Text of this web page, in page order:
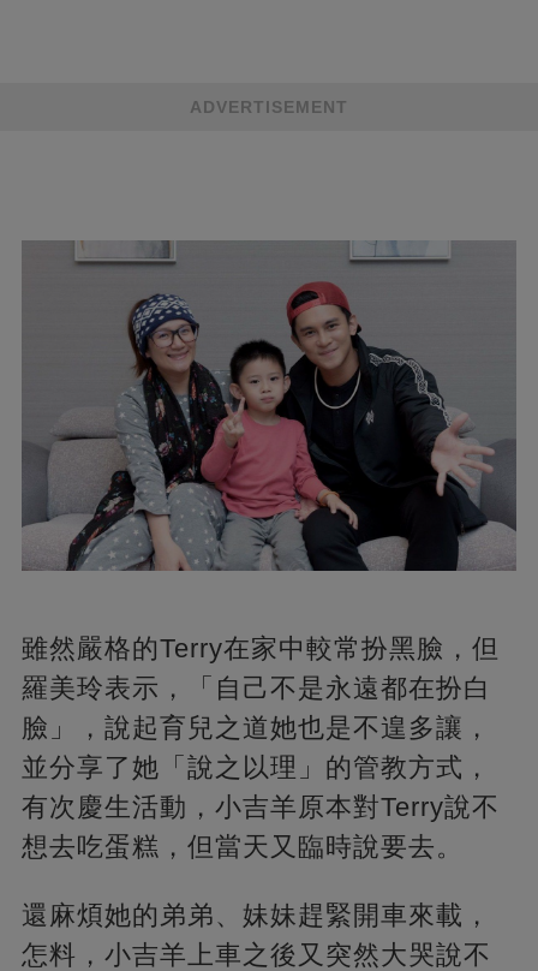
ADVERTISEMENT
雖然嚴格的Terry在家中較常扮黑臉，但
羅美玲表示，「自己不是永遠都在扮白
臉」，說起育兒之道她也是不遑多讓，
並分享了她「說之以理」的管教方式，
有次慶生活動，小吉羊原本對Terry說不
想去吃蛋糕，但當天又臨時說要去。
還麻煩她的弟弟、妹妹趕緊開車來載，
怎料，小吉羊上車之後又突然大哭說不